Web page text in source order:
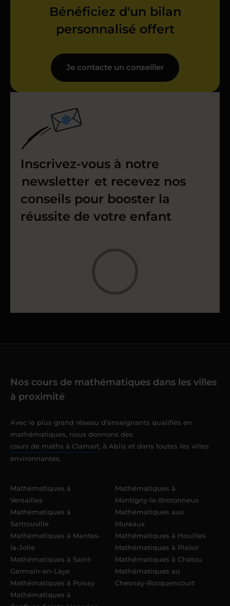
Bénéficiez d'un bilan
personnalisé offert
Je contacte un conseiller
Inscrivez-vous à notre
newsletter et recevez nos
conseils pour booster la
réussite de votre enfant
Nos cours de mathématiques dans les villes
à proximité
Avec le plus grand réseau d’enseignants qualifiés en
mathématiques, nous donnons des
cours de maths à Clamart, à Ablis et dans toutes les villes
environnantes.
Mathématiques à
Versailles
Mathématiques à
Sartrouville
Mathématiques à Mantes-
la-Jolie
Mathématiques à Saint-
Germain-en-Laye
Mathématiques à Poissy
Mathématiques à
Mathématiques à
Montigny-le-Bretonneux
Mathématiques aux
Mureaux
Mathématiques à Houilles
Mathématiques à Plaisir
Mathématiques à Chatou
Mathématiques au
Chesnay-Rocquencourt